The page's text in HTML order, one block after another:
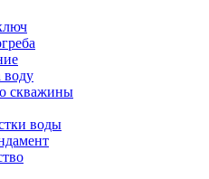
воду
скважины
воды